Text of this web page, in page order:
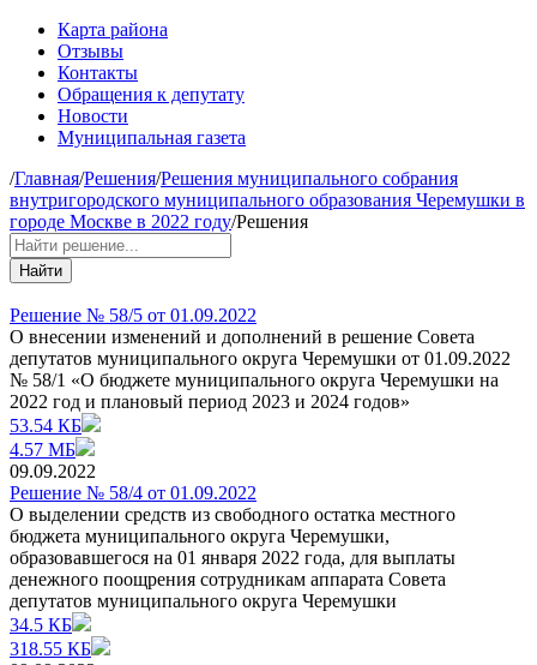
Карта района
Отзывы
Контакты
Обращения к депутату
Новости
Муниципальная газета
/Главная/Решения/Решения муниципального собрания
внутригородского муниципального образования Черемушки в
городе Москве в 2022 году/Решения
Найти
Решение № 58/5 от 01.09.2022
О внесении изменений и дополнений в решение Совета
депутатов муниципального округа Черемушки от 01.09.2022
№ 58/1 «О бюджете муниципального округа Черемушки на
2022 год и плановый период 2023 и 2024 годов»
53.54 КБ
4.57 МБ
09.09.2022
Решение № 58/4 от 01.09.2022
О выделении средств из свободного остатка местного
бюджета муниципального округа Черемушки,
образовавшегося на 01 января 2022 года, для выплаты
денежного поощрения сотрудникам аппарата Совета
депутатов муниципального округа Черемушки
34.5 КБ
318.55 КБ